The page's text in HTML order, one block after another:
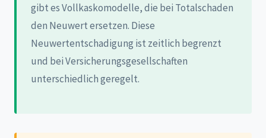
gibt es Vollkaskomodelle, die bei Totalschaden
den Neuwert ersetzen. Diese
Neuwertentschadigung ist zeitlich begrenzt
und bei Versicherungsgesellschaften
unterschiedlich geregelt.